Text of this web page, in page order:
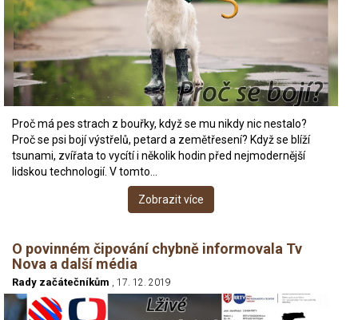
Proč má pes strach z bouřky, když se mu nikdy nic nestalo?
Proč se psi bojí výstřelů, petard a zemětřesení? Když se blíží
tsunami, zvířata to vycítí i několik hodin před nejmodernější
lidskou technologií. V tomto…
Zobrazit více
O povinném čipování chybně informovala Tv
Nova a další média
Rady začátečníkům , 17. 12. 2019